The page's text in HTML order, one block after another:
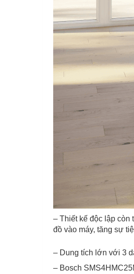
– Thiết kế độc lập còn
đồ vào máy, tăng sự
– Dung tích lớn với 3
– Bosch